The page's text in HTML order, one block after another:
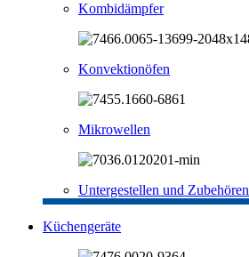
Kombidämpfer
Konvektionöfen
Mikrowellen
Untergestellen und Zubehören
Küchengeräte